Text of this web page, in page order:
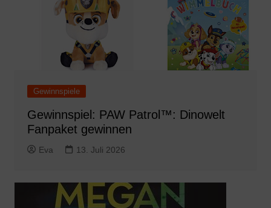
Gewinnspiele
Gewinnspiel: PAW Patrol™: Dinowelt
Fanpaket gewinnen
Eva 13. Juli 2026